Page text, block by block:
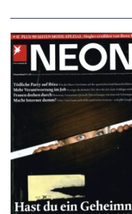
NEON – OKTOBER
2008